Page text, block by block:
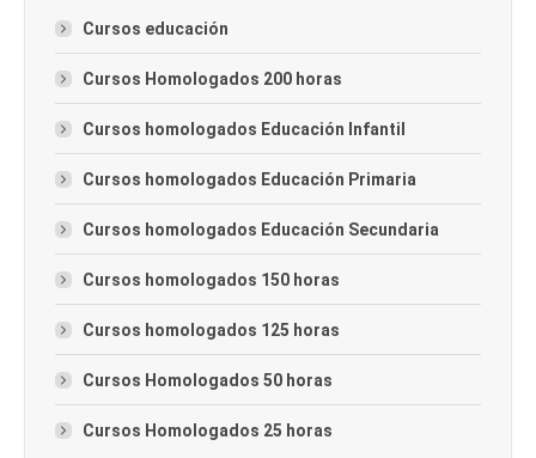
Cursos educación
Cursos Homologados 200 horas
Cursos homologados Educación Infantil
Cursos homologados Educación Primaria
Cursos homologados Educación Secundaria
Cursos homologados 150 horas
Cursos homologados 125 horas
Cursos Homologados 50 horas
Cursos Homologados 25 horas